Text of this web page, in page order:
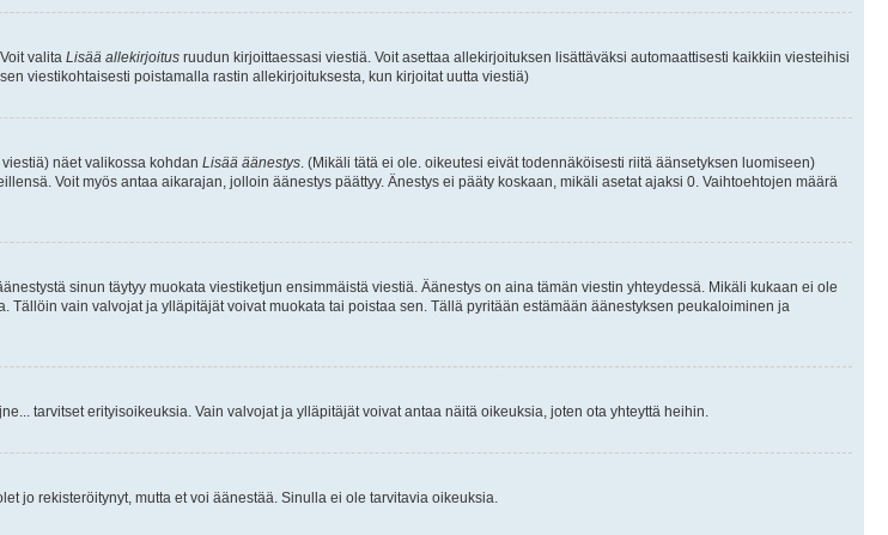
valita Lisää allekirjoitus ruudun kirjoittaessasi viestiä. Voit asettaa allekirjoituksen lisättäväksi automaattisesti kaikkiin viesteihisi
viestikohtaisesti poistamalla rastin allekirjoituksesta, kun kirjoitat uutta viestiä)
näet valikossa kohdan Lisää äänestys . (Mikäli tätä ei ole. oikeutesi eivät todennäköisesti riitä äänsetyksen luomiseen)
Voit myös antaa aikarajan, jolloin äänestys päättyy. Änestys ei pääty koskaan, mikäli asetat ajaksi 0. Vaihtoehtojen määrä
sinun täytyy muokata viestiketjun ensimmäistä viestiä. Äänestys on aina tämän viestin yhteydessä. Mikäli kukaan ei ole
vain valvojat ja ylläpitäjät voivat muokata tai poistaa sen. Tällä pyritään estämään äänestyksen peukaloiminen ja
tarvitset erityisoikeuksia. Vain valvojat ja ylläpitäjät voivat antaa näitä oikeuksia, joten ota yhteyttä heihin.
jo rekisteröitynyt, mutta et voi äänestää. Sinulla ei ole tarvitavia oikeuksia.